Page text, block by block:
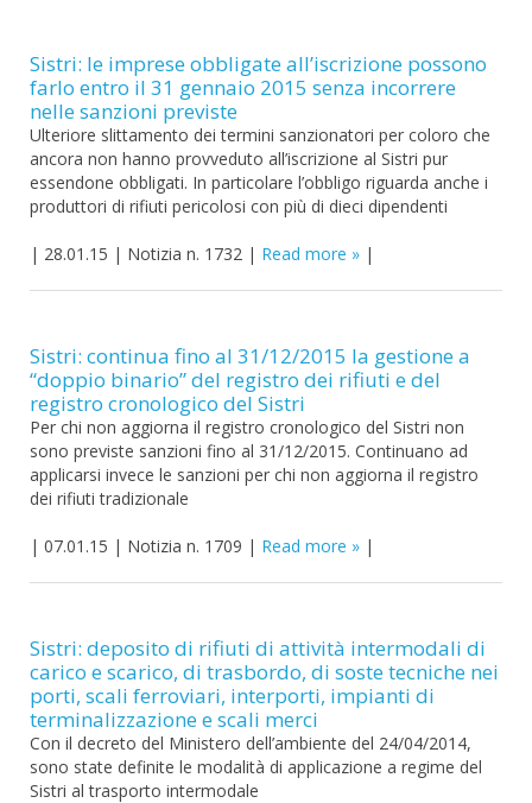
Sistri: le imprese obbligate all’iscrizione possono
farlo entro il 31 gennaio 2015 senza incorrere
nelle sanzioni previste
Ulteriore slittamento dei termini sanzionatori per coloro che
ancora non hanno provveduto all’iscrizione al Sistri pur
essendone obbligati. In particolare l’obbligo riguarda anche i
produttori di rifiuti pericolosi con più di dieci dipendenti
| 28.01.15 | Notizia n. 1732 | Read more |
Sistri: continua fino al 31/12/2015 la gestione a
“doppio binario” del registro dei rifiuti e del
registro cronologico del Sistri
Per chi non aggiorna il registro cronologico del Sistri non
sono previste sanzioni fino al 31/12/2015. Continuano ad
applicarsi invece le sanzioni per chi non aggiorna il registro
dei rifiuti tradizionale
| 07.01.15 | Notizia n. 1709 | Read more |
Sistri: deposito di rifiuti di attività intermodali di
carico e scarico, di trasbordo, di soste tecniche nei
porti, scali ferroviari, interporti, impianti di
terminalizzazione e scali merci
Con il decreto del Ministero dell’ambiente del 24/04/2014,
sono state definite le modalità di applicazione a regime del
Sistri al trasporto intermodale